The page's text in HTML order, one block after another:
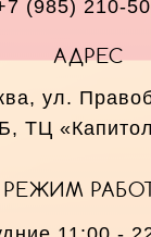
(985) 210-
АДРЕС
РЕЖИМ
ул.
ТЦ